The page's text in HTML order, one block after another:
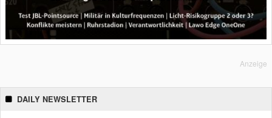
Anzeige
DAILY NEWSLETTER